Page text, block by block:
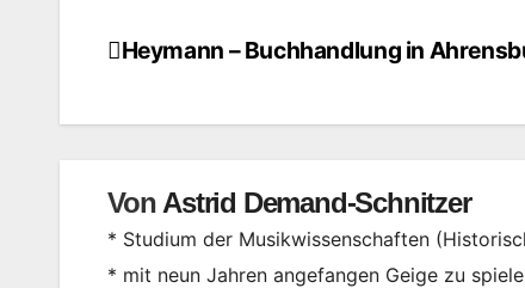
Beitragsnavigation
Heymann – Buchhandlung in
Von Astrid Demand-Schnitzer
* Studium der Musikwissenschaften
* mit neun Jahren angefangen Geige zu